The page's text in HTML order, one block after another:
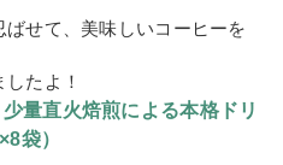
せて、美味しいコーヒーを
たよ！
量直火焙煎による本格ドリ
袋）